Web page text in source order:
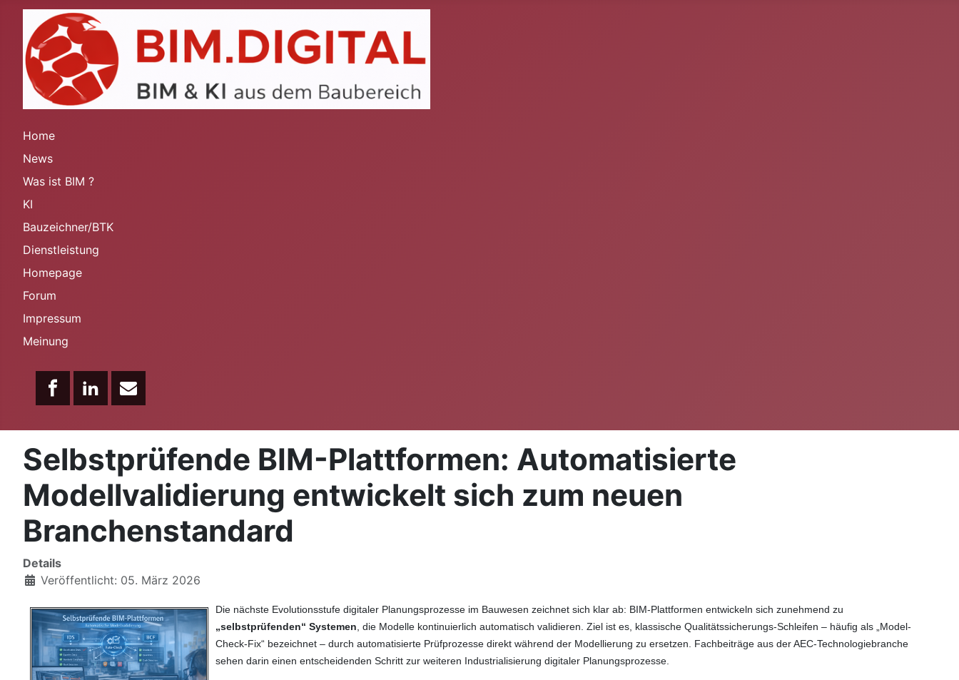
Home
News
Was ist BIM ?
KI
Bauzeichner/BTK
Dienstleistung
Homepage
Forum
Impressum
Meinung
Selbstprüfende BIM-Plattformen: Automatisierte
Modellvalidierung entwickelt sich zum neuen
Branchenstandard
Details
Veröffentlicht: 05. März 2026
Die nächste Evolutionsstufe digitaler Planungsprozesse im Bauwesen zeichnet sich klar ab: BIM-Plattformen entwickeln sich zunehmend zu
„selbstprüfenden“ Systemen , die Modelle kontinuierlich automatisch validieren. Ziel ist es, klassische Qualitätssicherungs-Schleifen – häufig als „Model-
Check-Fix“ bezeichnet – durch automatisierte Prüfprozesse direkt während der Modellierung zu ersetzen. Fachbeiträge aus der AEC-Technologiebranche
sehen darin einen entscheidenden Schritt zur weiteren Industrialisierung digitaler Planungsprozesse.